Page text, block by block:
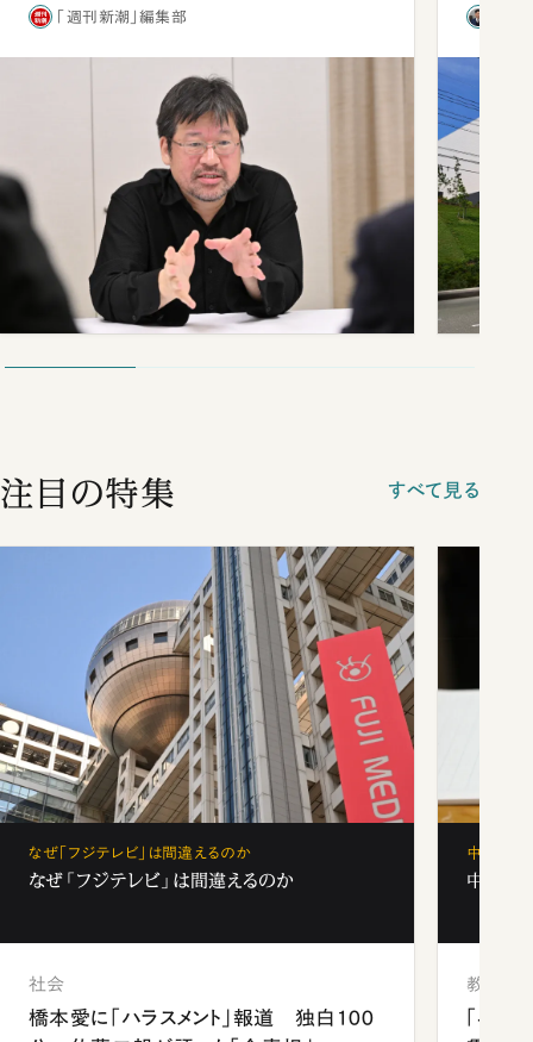
「週刊新潮」編集部
注目の特集 すべて見る
なぜ「フジテレビ」は間違えるのか
なぜ「フジテレビ」は間違えるのか
社会
橋本愛に「ハラスメント」報道 独白100
中学受験
中学受
教育
「早